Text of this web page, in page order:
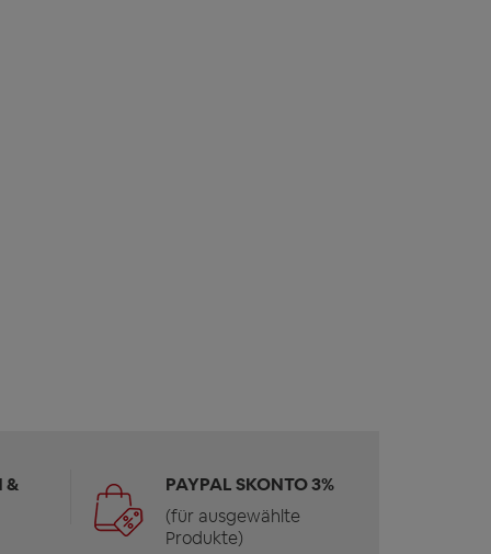
&
PAYPAL SKONTO 3%
(für ausgewählte
Produkte)